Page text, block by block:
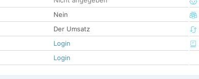
Nein
Der Umsatz
Login
Login